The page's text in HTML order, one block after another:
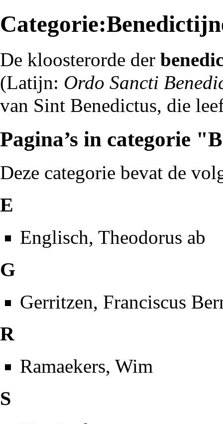
De kloosterorde der
(Latijn: Ordo Sancti
van Sint Benedictus, die
Pagina’s in categorie
Deze categorie bevat de
E
Englisch, Theodorus ab
G
Gerritzen, Franciscus
R
Ramaekers, Wim
S